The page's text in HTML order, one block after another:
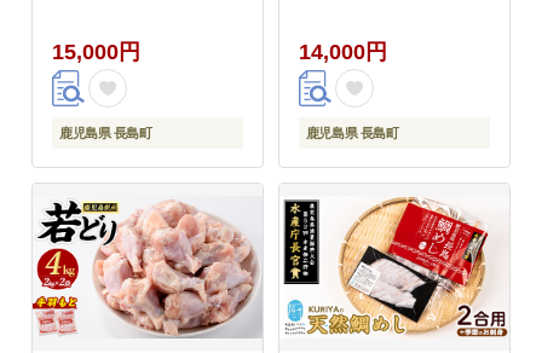
15,000円
鹿児島県 長島町
14,000円
鹿児島県 長島町